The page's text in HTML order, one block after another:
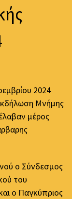
2024
Μνήμης
μέρος
ο Σύνδεσμος
του
ο Παγκύπριος